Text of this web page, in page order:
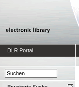
DLR Portal